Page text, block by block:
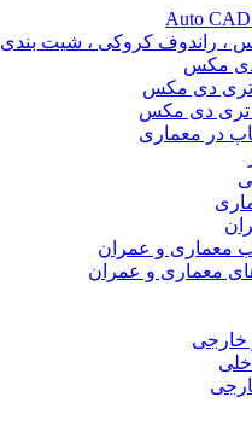
، راندوف کروکی ، شیت بندی
مکس
تری دی مکس
تری دی مکس
در معماری
معماری و عمران
معماری و عمران
خارجی